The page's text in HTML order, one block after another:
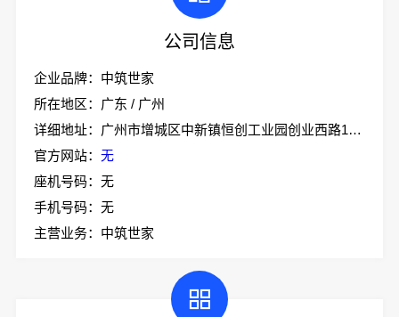
公司信息
企业品牌：中筑世家
所在地区：广东 / 广州
详细地址：广州市增城区中新镇恒创工业园创业西路1号（办公楼A1）
官方网站： 无
座机号码：无
手机号码：无
主营业务：中筑世家